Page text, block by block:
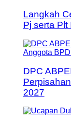
Langkah
Pj serta
DPC
2027